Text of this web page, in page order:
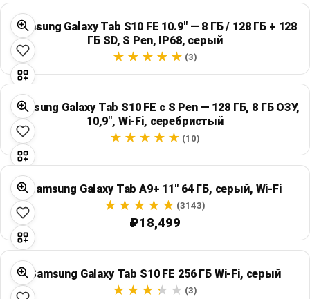
Samsung Galaxy Tab S10 FE 10.9" — 8 ГБ / 128 ГБ + 128
ГБ SD, S Pen, IP68, серый
(3)
Samsung Galaxy Tab S10 FE с S Pen — 128 ГБ, 8 ГБ ОЗУ,
10,9", Wi‑Fi, серебристый
(10)
Samsung Galaxy Tab A9+ 11" 64 ГБ, серый, Wi‑Fi
(3143)
₽18,499
Samsung Galaxy Tab S10 FE 256 ГБ Wi‑Fi, серый
(3)